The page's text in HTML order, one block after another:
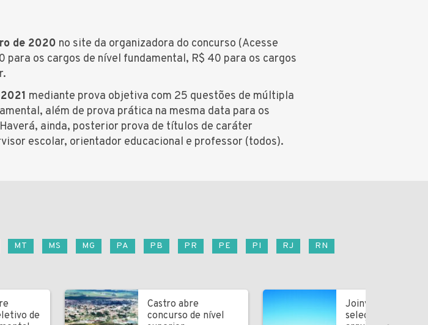
de 2020 no site da organizadora do concurso (Acesse
para os cargos de nível fundamental, R$ 40 para os cargos
mediante prova objetiva com 25 questões de múltipla
além de prova prática na mesma data para os
ainda, posterior prova de títulos de caráter
escolar, orientador educacional e professor (todos).
MT MS MG PA PB PR PE PI RJ
RN
de
Castro abre
concurso de nível
Joinville abre
seleção para